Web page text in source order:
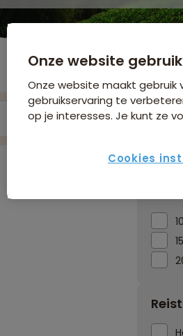
Reissoorten
Onze website
Onze website maakt gebruik
gebruikservaring te
op je interesses. Je kunt ze
Cookies